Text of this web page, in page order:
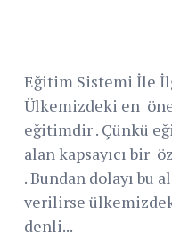
Eğitim Sistemi İle
Ülkemizdeki en
eğitimdir . Çünkü
alan kapsayıcı bir
. Bundan dolayı bu
verilirse
denli...